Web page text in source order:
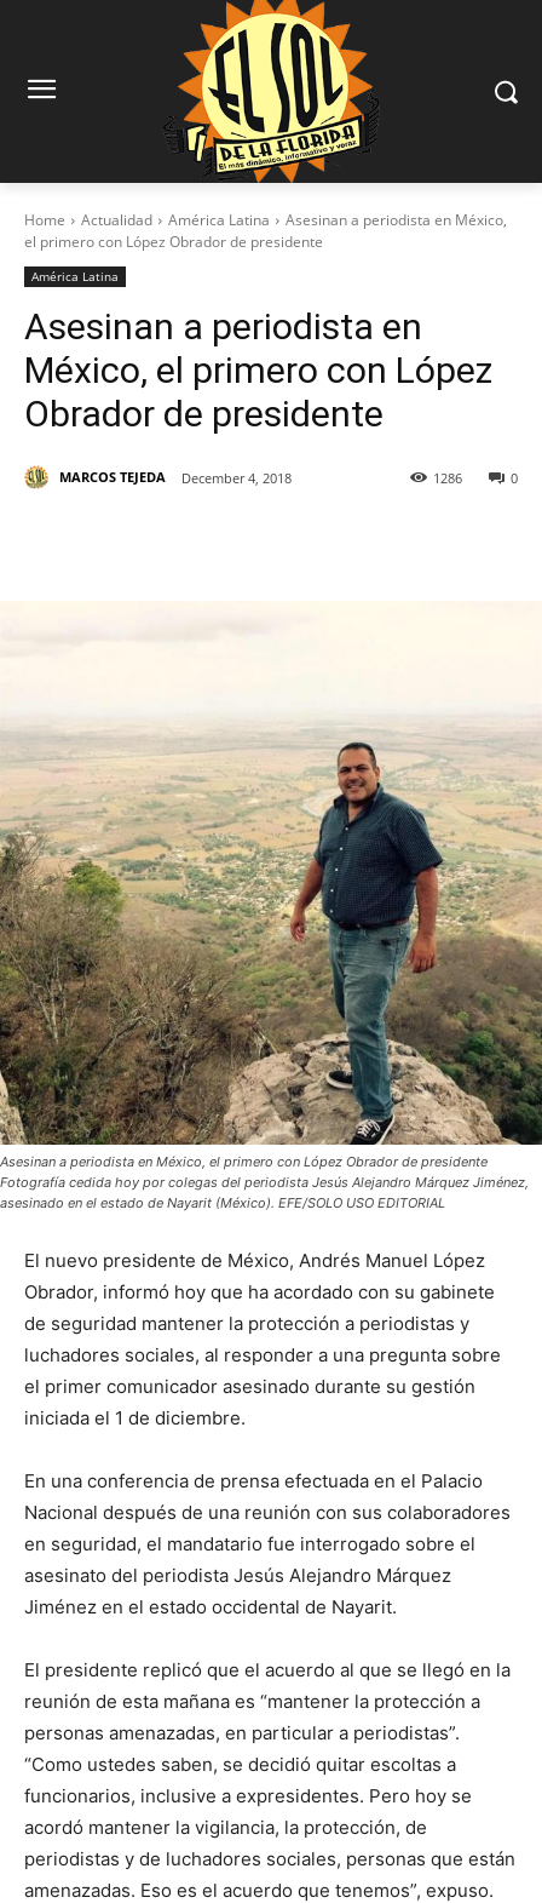
Home Actualidad América Latina
Asesinan a periodista en México,
el primero con López Obrador de presidente
América Latina
Asesinan a periodista en
México, el primero con López
Obrador de presidente
MARCOS TEJEDA December 4, 2018 0
1286
Asesinan a periodista en México, el primero con López Obrador de presidente
Fotografía cedida hoy por colegas del periodista Jesús Alejandro Márquez Jiménez,
asesinado en el estado de Nayarit (México). EFE/SOLO USO EDITORIAL
El nuevo presidente de México, Andrés Manuel López
Obrador, informó hoy que ha acordado con su gabinete
de seguridad mantener la protección a periodistas y
luchadores sociales, al responder a una pregunta sobre
el primer comunicador asesinado durante su gestión
iniciada el 1 de diciembre.
En una conferencia de prensa efectuada en el Palacio
Nacional después de una reunión con sus colaboradores
en seguridad, el mandatario fue interrogado sobre el
asesinato del periodista Jesús Alejandro Márquez
Jiménez en el estado occidental de Nayarit.
El presidente replicó que el acuerdo al que se llegó en la
reunión de esta mañana es “mantener la protección a
personas amenazadas, en particular a periodistas”.
“Como ustedes saben, se decidió quitar escoltas a
funcionarios, inclusive a expresidentes. Pero hoy se
acordó mantener la vigilancia, la protección, de
periodistas y de luchadores sociales, personas que están
amenazadas. Eso es el acuerdo que tenemos”, expuso.